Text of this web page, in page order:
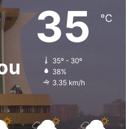
35 ℃
35º - 30º
38%
3.35 km/h